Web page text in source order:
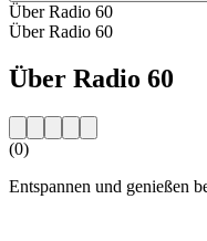
Über Radio 60
Über Radio 60
Über Radio 60
(0)
Entspannen und genießen